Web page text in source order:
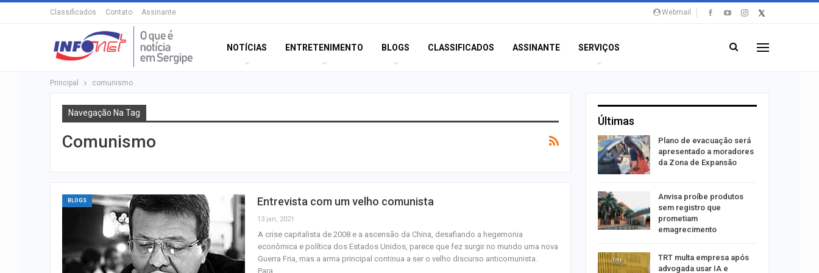
Webmail
Classificados Contato Assinante
NOTÍCIAS ENTRETENIMENTO BLOGS CLASSIFICADOS ASSINANTE SERVIÇOS
Principal comunismo
Navegação Na Tag
Comunismo
BLOGS Entrevista com um velho comunista
13 jan, 2021
A crise capitalista de 2008 e a ascensão da China, desafiando a hegemonia
econômica e política dos Estados Unidos, parece que fez surgir no mundo uma nova
Guerra Fria, mas a arma principal continua a ser o velho discurso anticomunista.
Para…
Últimas
Polícia Civil investiga
Filarmônica de Itabaiana
realiza concerto em
Plano de evacuação será
apresentado a moradores
da Zona de Expansão
Anvisa proíbe produtos
sem registro que
prometiam
emagrecimento
TRT multa empresa após
advogada usar IA e